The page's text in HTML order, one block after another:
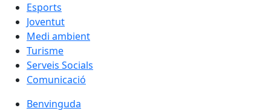
Esports
Joventut
Medi ambient
Turisme
Serveis Socials
Comunicació
Benvinguda